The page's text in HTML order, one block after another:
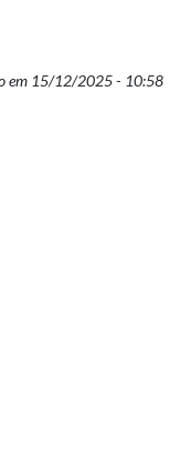
em 15/12/2025 - 10:58